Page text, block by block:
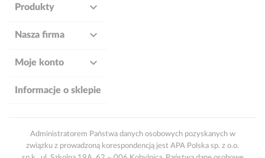
Produkty 
Nasza firma 
Moje konto 
Informacje o sklepie
Administratorem Państwa danych osobowych pozyskanych w
związku z prowadzoną korespondencją jest APA Polska sp. z o.o.